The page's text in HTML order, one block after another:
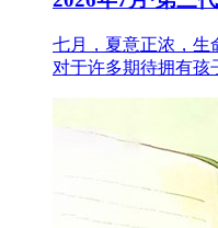
七月，夏意正浓，生
对于许多期待拥有孩